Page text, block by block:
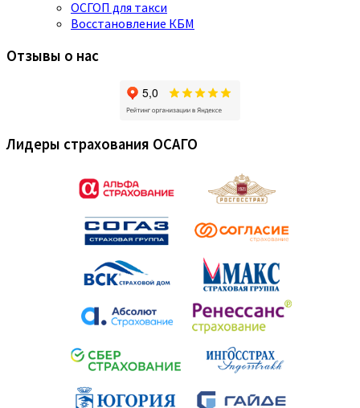
ОСГОП для такси
Восстановление КБМ
Отзывы о нас
Лидеры страхования ОСАГО